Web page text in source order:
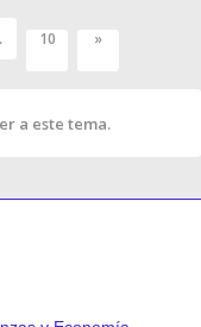
10 »
a este tema.